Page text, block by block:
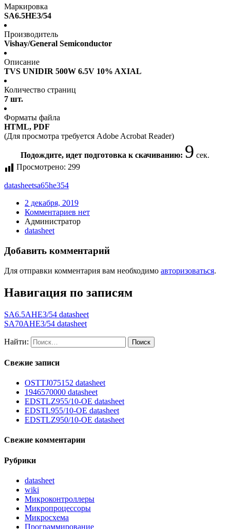
Маркировка
SA6.5HE3/54
Производитель
Vishay/General Semiconductor
Описание
TVS UNIDIR 500W 6.5V 10% AXIAL
Количество страниц
7 шт.
Форматы файла
HTML, PDF
(Для просмотра требуется Adobe Acrobat Reader)
Подождите, идет подготовка к скачиванию: 9 сек.
Просмотрено: 299
datasheetsa65he354
2 декабря, 2019
Комментариев нет
Администратор
datasheet
Добавить комментарий
Для отправки комментария вам необходимо авторизоваться.
Навигация по записям
SA6.5AHE3/54 datasheet
SA70AHE3/54 datasheet
Найти:
Свежие записи
OSTTJ075152 datasheet
1946570000 datasheet
EDSTLZ955/10-OE datasheet
EDSTL955/10-OE datasheet
EDSTLZ950/10-OE datasheet
Свежие комментарии
Рубрики
datasheet
wiki
Микроконтроллеры
Микропроцессоры
Микросхема
Программирование